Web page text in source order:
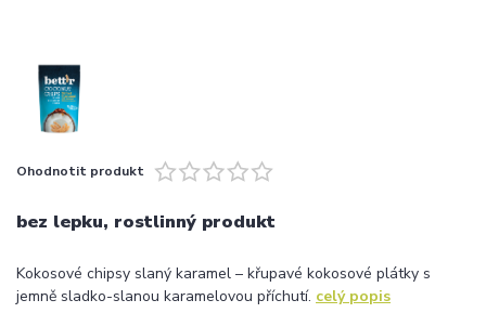
Ohodnotit produkt
bez lepku, rostlinný produkt
Kokosové chipsy slaný karamel – křupavé kokosové plátky s
jemně sladko-slanou karamelovou příchutí. celý popis